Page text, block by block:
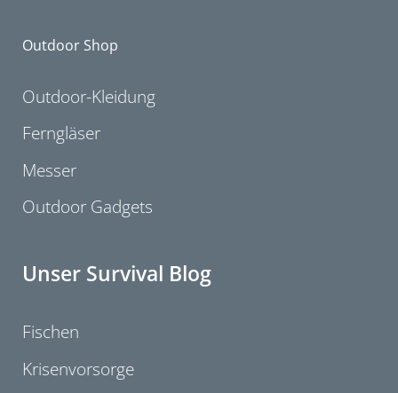
Outdoor Shop
Outdoor-Kleidung
Ferngläser
Messer
Outdoor Gadgets
Unser Survival Blog
Fischen
Krisenvorsorge